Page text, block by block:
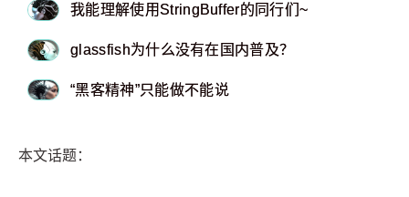
我能理解使用StringBuffer的同行们~
glassfish为什么没有在国内普及？
“黑客精神”只能做不能说
本文话题：